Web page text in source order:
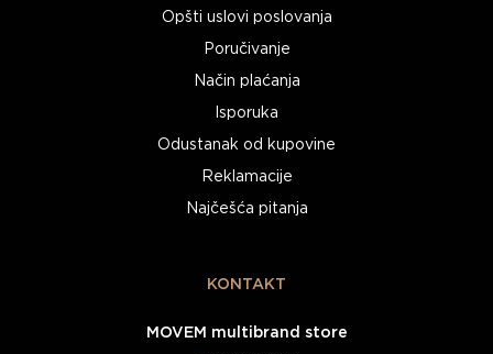
Opšti uslovi poslovanja
Poručivanje
Način plaćanja
Isporuka
Odustanak od kupovine
Reklamacije
Najčešća pitanja
KONTAKT
MOVEM multibrand store